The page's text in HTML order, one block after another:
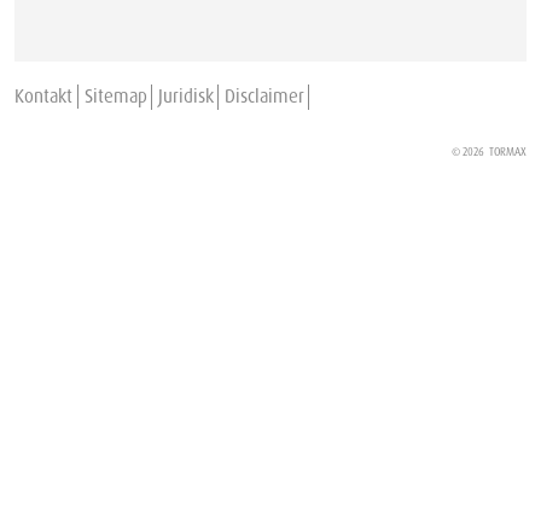
Kontakt Sitemap Juridisk Disclaimer
© 2026 TORMAX